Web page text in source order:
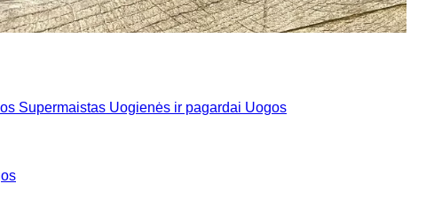
Supermaistas Uogienės ir pagardai Uogos